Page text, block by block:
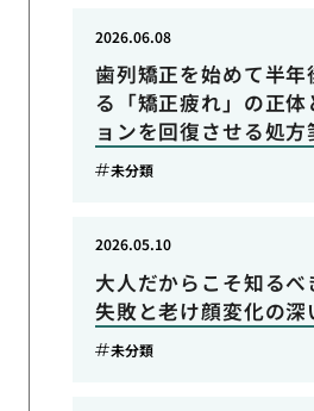
歯列矯正を始めて半年
る「矯正疲れ」の正体
ョンを回復させる処方
2026.06.08
未分類
大人だからこそ知るべ
失敗と老け顔変化の深
2026.05.10
未分類